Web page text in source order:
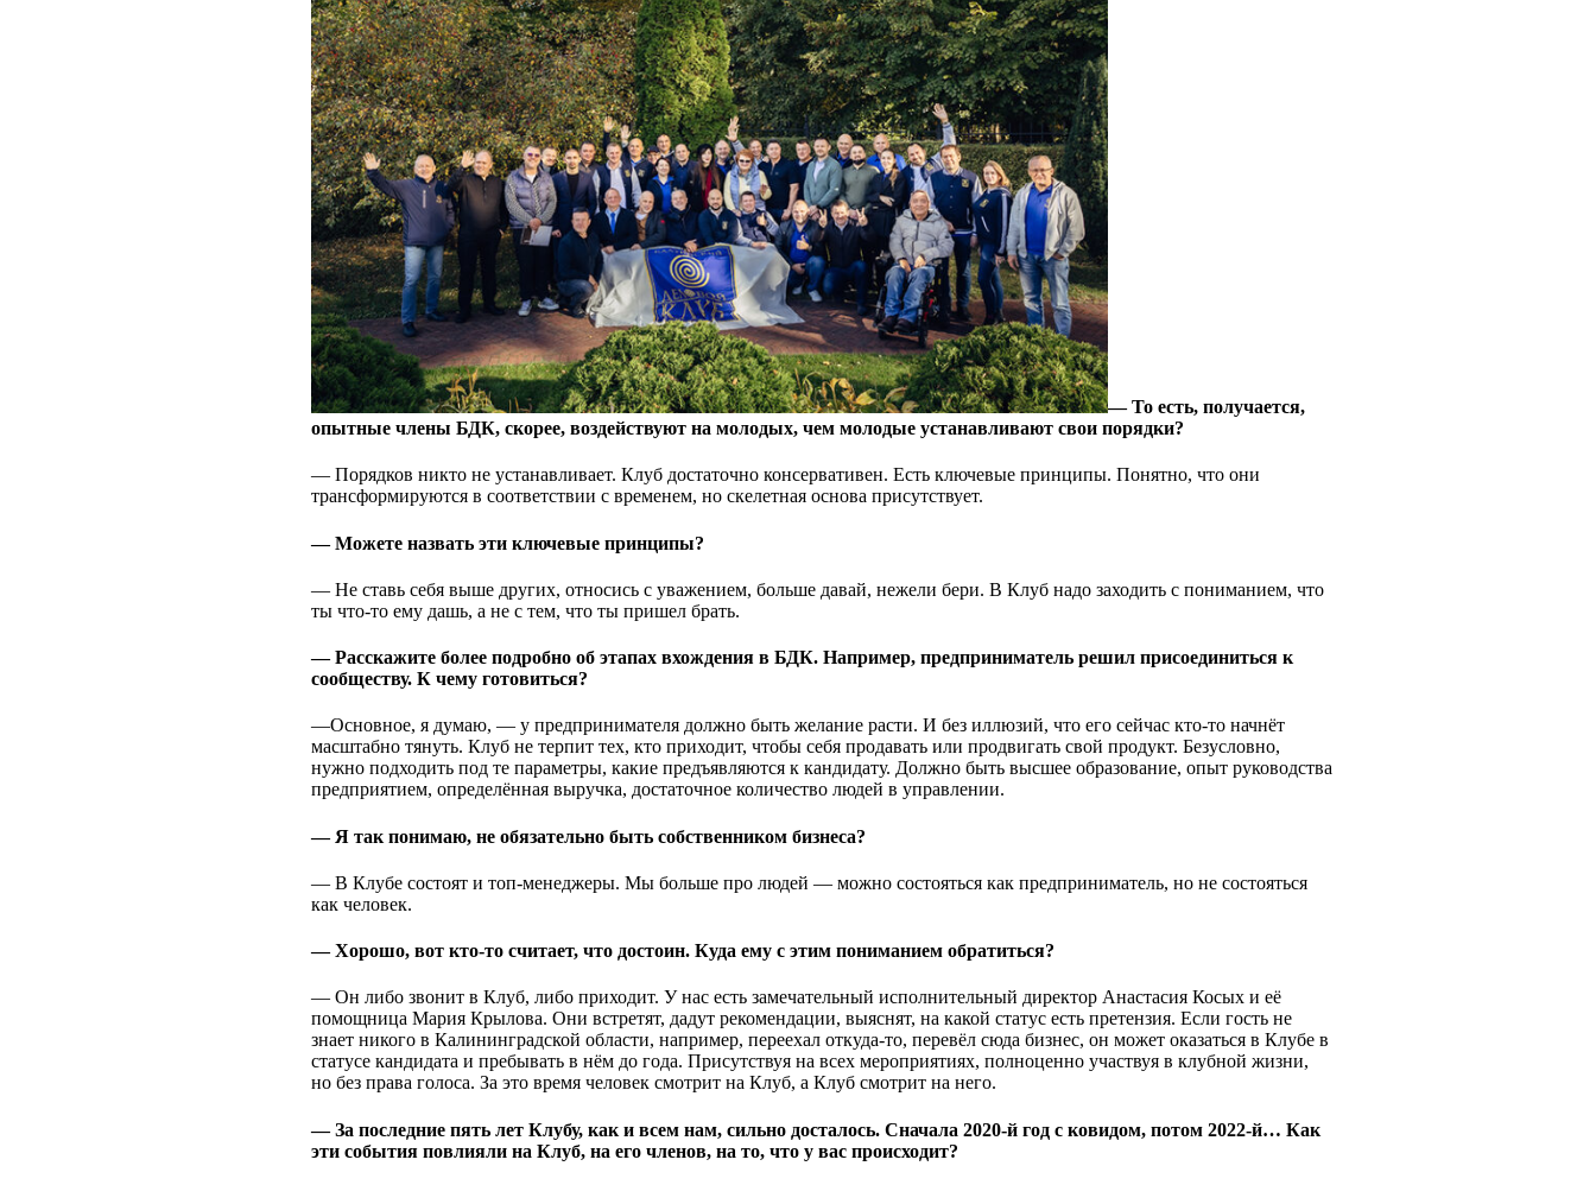
— То есть, получается,
опытные члены БДК, скорее, воздействуют на молодых, чем молодые устанавливают свои порядки?
— Порядков никто не устанавливает. Клуб достаточно консервативен. Есть ключевые принципы. Понятно, что они
трансформируются в соответствии с временем, но скелетная основа присутствует.
— Можете назвать эти ключевые принципы?
— Не ставь себя выше других, относись с уважением, больше давай, нежели бери. В Клуб надо заходить с пониманием, что
ты что-то ему дашь, а не с тем, что ты пришел брать.
— Расскажите более подробно об этапах вхождения в БДК. Например, предприниматель решил присоединиться к
сообществу. К чему готовиться?
—Основное, я думаю, — у предпринимателя должно быть желание расти. И без иллюзий, что его сейчас кто-то начнёт
масштабно тянуть. Клуб не терпит тех, кто приходит, чтобы себя продавать или продвигать свой продукт. Безусловно,
нужно подходить под те параметры, какие предъявляются к кандидату. Должно быть высшее образование, опыт руководства
предприятием, определённая выручка, достаточное количество людей в управлении.
— Я так понимаю, не обязательно быть собственником бизнеса?
— В Клубе состоят и топ-менеджеры. Мы больше про людей — можно состояться как предприниматель, но не состояться
как человек.
— Хорошо, вот кто-то считает, что достоин. Куда ему с этим пониманием обратиться?
— Он либо звонит в Клуб, либо приходит. У нас есть замечательный исполнительный директор Анастасия Косых и её
помощница Мария Крылова. Они встретят, дадут рекомендации, выяснят, на какой статус есть претензия. Если гость не
знает никого в Калининградской области, например, переехал откуда-то, перевёл сюда бизнес, он может оказаться в Клубе в
статусе кандидата и пребывать в нём до года. Присутствуя на всех мероприятиях, полноценно участвуя в клубной жизни,
но без права голоса. За это время человек смотрит на Клуб, а Клуб смотрит на него.
— За последние пять лет Клубу, как и всем нам, сильно досталось. Сначала 2020-й год с ковидом, потом 2022-й… Как
эти события повлияли на Клуб, на его членов, на то, что у вас происходит?